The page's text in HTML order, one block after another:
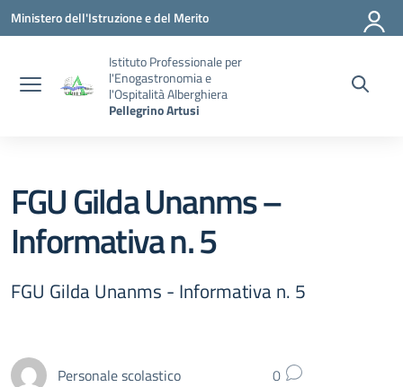
Vai ai contenuti
Vai al menu di navigazione
Vai al footer
Ministero dell'Istruzione e del Merito
Istituto Professionale per
l'Enogastronomia e
l'Ospitalità Alberghiera
Pellegrino Artusi
FGU Gilda Unanms –
Informativa n. 5
FGU Gilda Unanms - Informativa n. 5
Personale scolastico 0